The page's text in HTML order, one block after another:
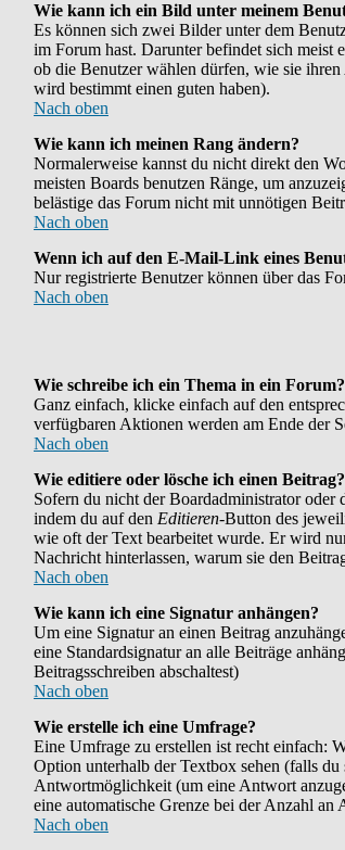
Wie kann ich ein Bild unter meinem
Es können sich zwei Bilder unter dem
im Forum hast. Darunter befindet sich meist
ob die Benutzer wählen dürfen, wie sie
wird bestimmt einen guten haben).
Nach oben
Wie kann ich meinen Rang ändern?
Normalerweise kannst du nicht direkt den
meisten Boards benutzen Ränge, um
belästige das Forum nicht mit unnötigen
Nach oben
Wenn ich auf den E-Mail-Link eines
Nur registrierte Benutzer können über das
Nach oben
Wie schreibe ich ein Thema in ein Forum?
Ganz einfach, klicke einfach auf den
verfügbaren Aktionen werden am Ende der
Nach oben
Wie editiere oder lösche ich einen Beitrag?
Sofern du nicht der Boardadministrator oder
indem du auf den Editieren-Button des
wie oft der Text bearbeitet wurde. Er wird
Nachricht hinterlassen, warum sie den
Nach oben
Wie kann ich eine Signatur anhängen?
Um eine Signatur an einen Beitrag
eine Standardsignatur an alle Beiträge
Beitragsschreiben abschaltest)
Nach oben
Wie erstelle ich eine Umfrage?
Eine Umfrage zu erstellen ist recht einfach:
Option unterhalb der Textbox sehen (falls
Antwortmöglichkeit (um eine Antwort
eine automatische Grenze bei der Anzahl
Nach oben